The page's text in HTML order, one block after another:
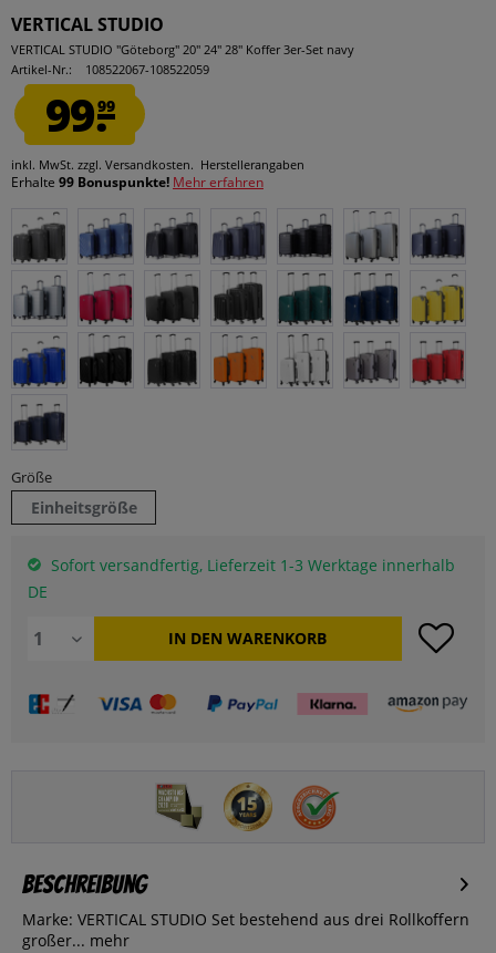
VERTICAL STUDIO
VERTICAL STUDIO "Göteborg" 20" 24" 28" Koffer 3er-Set navy
Artikel-Nr.:
108522067-108522059
99.99
inkl. MwSt. zzgl. Versandkosten. Herstellerangaben
Erhalte 99 Bonuspunkte! Mehr erfahren
Größe
Einheitsgröße
Sofort versandfertig, Lieferzeit 1-3 Werktage innerhalb
DE
IN DEN WARENKORB
Beschreibung
Marke: VERTICAL STUDIO Set bestehend aus drei Rollkoffern
großer... mehr